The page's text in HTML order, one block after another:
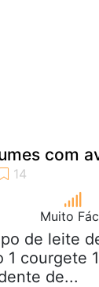
com
Muito
de leite
1 courgete
de...